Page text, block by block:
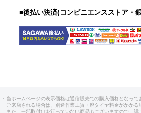
■後払い決済(コンビニエンスストア・
・当ホームページの表示価格は通信販売での購入価格となって
ご来店される場合は、別途作業工賃・廃タイヤ料金がかかる
また、一部取付けを行っていない商品もございますので、詳